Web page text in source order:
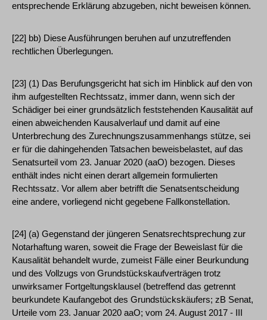
entsprechende Erklärung abzugeben, nicht beweisen können.
[22] bb) Diese Ausführungen beruhen auf unzutreffenden
rechtlichen Überlegungen.
[23] (1) Das Berufungsgericht hat sich im Hinblick auf den von
ihm aufgestellten Rechtssatz, immer dann, wenn sich der
Schädiger bei einer grundsätzlich feststehenden Kausalität auf
einen abweichenden Kausalverlauf und damit auf eine
Unterbrechung des Zurechnungszusammenhangs stütze, sei
er für die dahingehenden Tatsachen beweisbelastet, auf das
Senatsurteil vom 23. Januar 2020 (aaO) bezogen. Dieses
enthält indes nicht einen derart allgemein formulierten
Rechtssatz. Vor allem aber betrifft die Senatsentscheidung
eine andere, vorliegend nicht gegebene Fallkonstellation.
[24] (a) Gegenstand der jüngeren Senatsrechtsprechung zur
Notarhaftung waren, soweit die Frage der Beweislast für die
Kausalität behandelt wurde, zumeist Fälle einer Beurkundung
und des Vollzugs von Grundstückskaufverträgen trotz
unwirksamer Fortgeltungsklausel (betreffend das getrennt
beurkundete Kaufangebot des Grundstückskäufers; zB Senat,
Urteile vom 23. Januar 2020 aaO; vom 24. August 2017 - III